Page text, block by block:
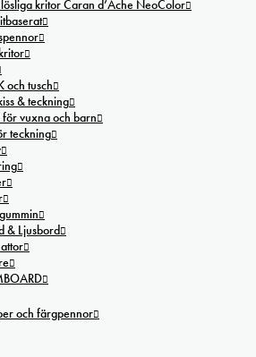
kritor Caran d’Ache NeoColor
och tusch
& teckning
för vuxna och barn
teckning
& Ljusbord
och färgpennor